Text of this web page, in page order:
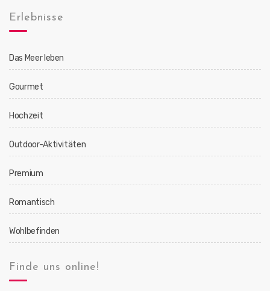
Erlebnisse
Das Meer leben
Gourmet
Hochzeit
Outdoor-Aktivitäten
Premium
Romantisch
Wohlbefinden
Finde uns online!